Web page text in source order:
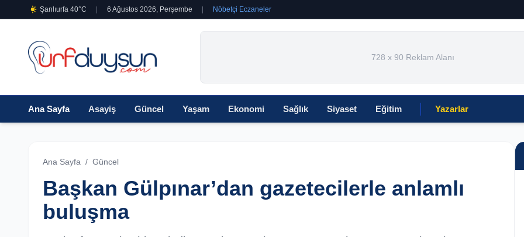
Şanlıurfa 40°C 6 Ağustos 2026, Perşembe Nöbetçi Eczaneler
728 x 90 Reklam Alanı
Ana Sayfa Asayiş Güncel Yaşam Ekonomi Sağlık Siyaset Eğitim Yazarlar
Ana Sayfa / Güncel
Başkan Gülpınar’dan gazetecilerle anlamlı
buluşma